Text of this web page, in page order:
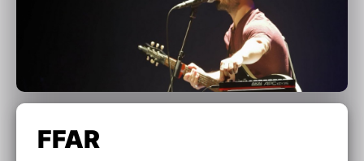
FFAR